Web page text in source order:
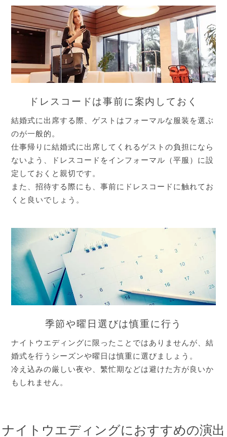
ドレスコードは事前に案内しておく
結婚式に出席する際、ゲストはフォーマルな服装を選ぶ
のが一般的。
仕事帰りに結婚式に出席してくれるゲストの負担になら
ないよう、ドレスコードをインフォーマル（平服）に設
定しておくと親切です。
また、招待する際にも、事前にドレスコードに触れてお
くと良いでしょう。
季節や曜日選びは慎重に行う
ナイトウエディングに限ったことではありませんが、結
婚式を行うシーズンや曜日は慎重に選びましょう。
冷え込みの厳しい夜や、繁忙期などは避けた方が良いか
もしれません。
ナイトウエディングにおすすめの演出